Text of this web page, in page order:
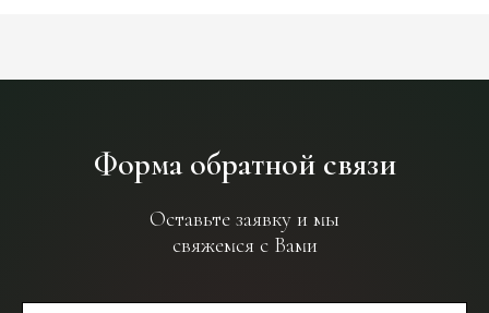
Форма обратной связи
Оставьте заявку и мы
свяжемся с Вами